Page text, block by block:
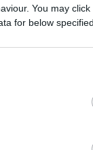
You may
for below
με τον
έπραξα